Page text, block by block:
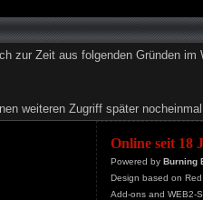
zur Zeit aus folgenden Gründen im
weiteren Zugriff später
Online seit 18
Powered by Burning
Design based on
Add-ons and WEB2-